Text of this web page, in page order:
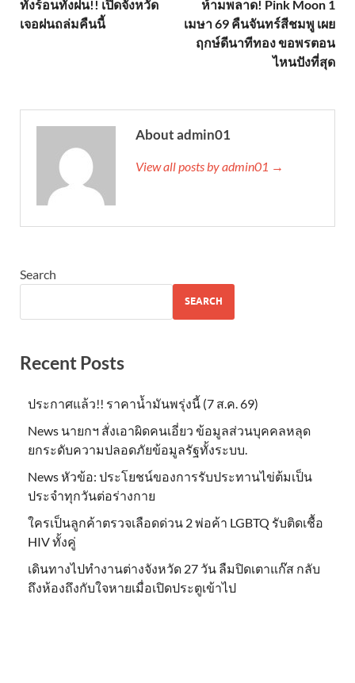
ทั้งร้อนทั้งฝน!! เปิดจังหวัด
เจอฝนถล่มคืนนี้
ห้ามพลาด! Pink Moon 1
เมษา 69 คืนจันทร์สีชมพู เผย
ฤกษ์ดีนาทีทอง ขอพรตอน
ไหนปังที่สุด
About admin01
View all posts by admin01 →
Search
SEARCH
Recent Posts
ประกาศแล้ว!! ราคาน้ำมันพรุ่งนี้ (7 ส.ค. 69)
News นายกฯ สั่งเอาผิดคนเอี่ยว ข้อมูลส่วนบุคคลหลุด
ยกระดับความปลอดภัยข้อมูลรัฐทั้งระบบ.
News หัวข้อ: ประโยชน์ของการรับประทานไข่ต้มเป็น
ประจำทุกวันต่อร่างกาย
ใครเป็นลูกค้าตรวจเลือดด่วน 2 พ่อค้า LGBTQ รับติดเชื้อ
HIV ทั้งคู่
เดินทางไปทำงานต่างจังหวัด 27 วัน ลืมปิดเตาแก๊ส กลับ
ถึงห้องถึงกับใจหายเมื่อเปิดประตูเข้าไป